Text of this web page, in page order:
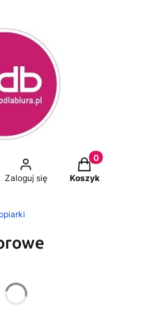
Zaloguj się
Produkty w
Koszyk